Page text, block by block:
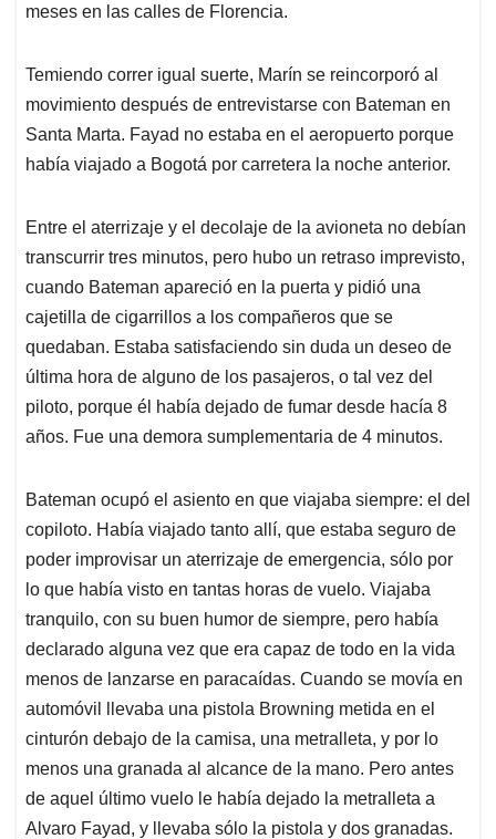
meses en las calles de Florencia.
Temiendo correr igual suerte, Marín se reincorporó al
movimiento después de entrevistarse con Bateman en
Santa Marta. Fayad no estaba en el aeropuerto porque
había viajado a Bogotá por carretera la noche anterior.
Entre el aterrizaje y el decolaje de la avioneta no debían
transcurrir tres minutos, pero hubo un retraso imprevisto,
cuando Bateman apareció en la puerta y pidió una
cajetilla de cigarrillos a los compañeros que se
quedaban. Estaba satisfaciendo sin duda un deseo de
última hora de alguno de los pasajeros, o tal vez del
piloto, porque él había dejado de fumar desde hacía 8
años. Fue una demora sumplementaria de 4 minutos.
Bateman ocupó el asiento en que viajaba siempre: el del
copiloto. Había viajado tanto allí, que estaba seguro de
poder improvisar un aterrizaje de emergencia, sólo por
lo que había visto en tantas horas de vuelo. Viajaba
tranquilo, con su buen humor de siempre, pero había
declarado alguna vez que era capaz de todo en la vida
menos de lanzarse en paracaídas. Cuando se movía en
automóvil llevaba una pistola Browning metida en el
cinturón debajo de la camisa, una metralleta, y por lo
menos una granada al alcance de la mano. Pero antes
de aquel último vuelo le había dejado la metralleta a
Alvaro Fayad, y llevaba sólo la pistola y dos granadas.